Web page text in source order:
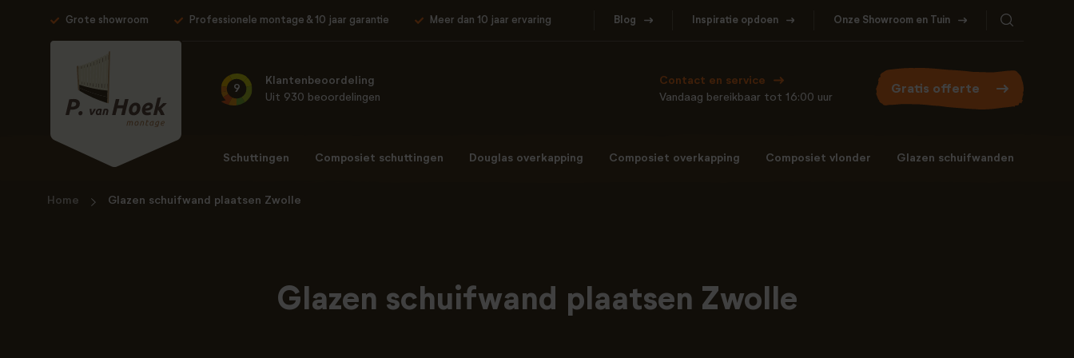
Grote showroom Professionele montage & 10 jaar garantie Meer dan 10 jaar ervaring Blog Inspiratie opdoen Onze Showroom en Tuin
9
Klantenbeoordeling
Uit 930 beoordelingen
Contact en service
Vandaag bereikbaar tot 16:00 uur
Gratis offerte
Schuttingen Composiet schuttingen Douglas overkapping Composiet overkapping Composiet vlonder Glazen schuifwanden
Home Glazen schuifwand plaatsen Zwolle
Glazen schuifwand plaatsen Zwolle